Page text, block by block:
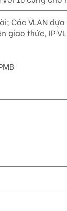
Các VLAN
giao thức, IP